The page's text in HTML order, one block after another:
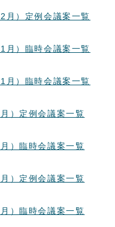
月）定例会議案一覧
月）臨時会議案一覧
月）臨時会議案一覧
）定例会議案一覧
）臨時会議案一覧
）定例会議案一覧
）臨時会議案一覧